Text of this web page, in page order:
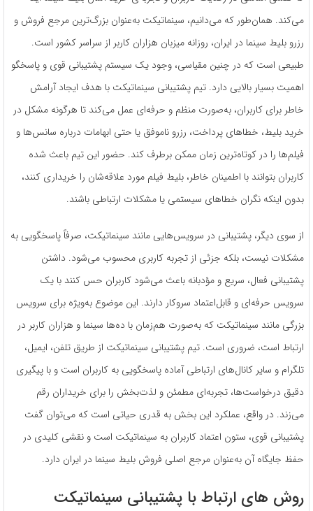
می‌کند. همان‌طور که می‌دانیم، سینماتیکت به‌عنوان بزرگ‌ترین مرجع فروش و
رزرو بلیط سینما در ایران، روزانه میزبان هزاران کاربر از سراسر کشور است.
طبیعی است که در چنین مقیاسی، وجود یک سیستم پشتیبانی قوی و پاسخگو
اهمیت بسیار بالایی دارد. تیم پشتیبانی سینماتیکت با هدف ایجاد آرامش
خاطر برای کاربران، به‌صورت منظم و حرفه‌ای عمل می‌کند تا هرگونه مشکل در
خرید بلیط، خطاهای پرداخت، رزرو ناموفق یا حتی ابهامات درباره سانس‌ها و
فیلم‌ها را در کوتاه‌ترین زمان ممکن برطرف کند. حضور این تیم باعث شده
کاربران بتوانند با اطمینان خاطر، بلیط فیلم مورد علاقه‌شان را خریداری کنند،
بدون اینکه نگران خطاهای سیستمی یا مشکلات ارتباطی باشند.
از سوی دیگر، پشتیبانی در سرویس‌هایی مانند سینماتیکت، صرفاً پاسخگویی به
مشکلات نیست، بلکه جزئی از تجربه کاربری محسوب می‌شود. داشتن
پشتیبانی فعال، سریع و مؤدبانه باعث می‌شود کاربران حس کنند با یک
سرویس حرفه‌ای و قابل‌اعتماد سروکار دارند. این موضوع به‌ویژه برای سرویس
بزرگی مانند سینماتیکت که به‌صورت هم‌زمان با ده‌ها سینما و هزاران کاربر در
ارتباط است، ضروری است. تیم پشتیبانی سینماتیکت از طریق تلفن، ایمیل،
تلگرام و سایر کانال‌های ارتباطی آماده پاسخگویی به کاربران است و با پیگیری
دقیق درخواست‌ها، تجربه‌ای مطمئن و لذت‌بخش را برای خریداران رقم
می‌زند. در واقع، عملکرد این بخش به قدری حیاتی است که می‌توان گفت
پشتیبانی قوی، ستون اعتماد کاربران به سینماتیکت است و نقشی کلیدی در
حفظ جایگاه آن به‌عنوان مرجع اصلی فروش بلیط سینما در ایران دارد.
روش های ارتباط با پشتیبانی سینماتیکت